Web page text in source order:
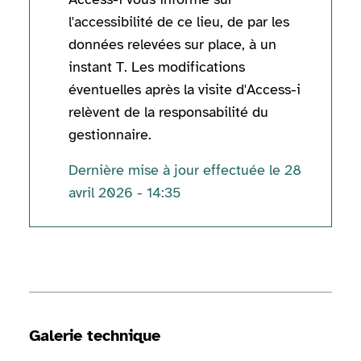
l'accessibilité de ce lieu, de par les
données relevées sur place, à un
instant T. Les modifications
éventuelles après la visite d'Access-i
relèvent de la responsabilité du
gestionnaire.
Dernière mise à jour effectuée le 28
avril 2026 - 14:35
Galerie technique